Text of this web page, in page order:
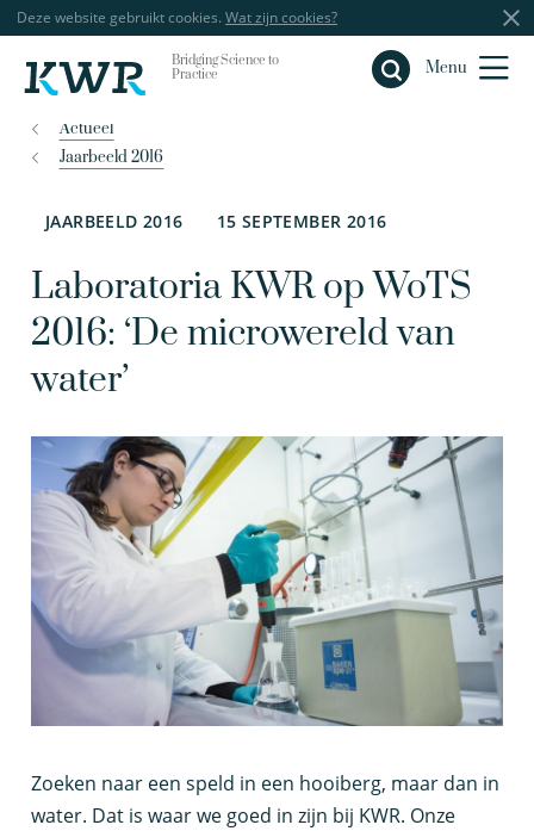
Deze website gebruikt cookies. Wat zijn cookies?
Bridging Science to
Practice
Menu
Sluiten
Actueel
Jaarbeeld 2016
JAARBEELD 2016 15 SEPTEMBER 2016
Laboratoria KWR op WoTS
2016: ‘De microwereld van
water’
Zoeken naar een speld in een hooiberg, maar dan in
water. Dat is waar we goed in zijn bij KWR. Onze